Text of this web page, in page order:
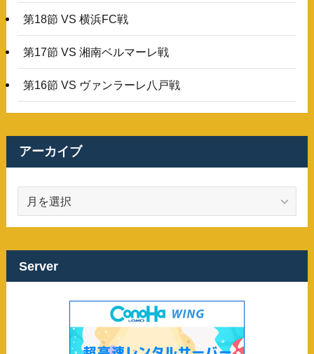
第18節 VS 横浜FC戦
第17節 VS 湘南ベルマーレ戦
第16節 VS ヴァンラーレ八戸戦
アーカイブ
カ
ブ
Server